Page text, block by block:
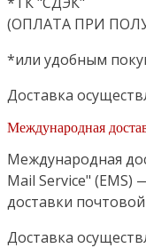
(ОПЛАТА ПРИ
*или удобным
Доставка
Международная
Международная
Mail Service" (EMS)
доставки
Доставка